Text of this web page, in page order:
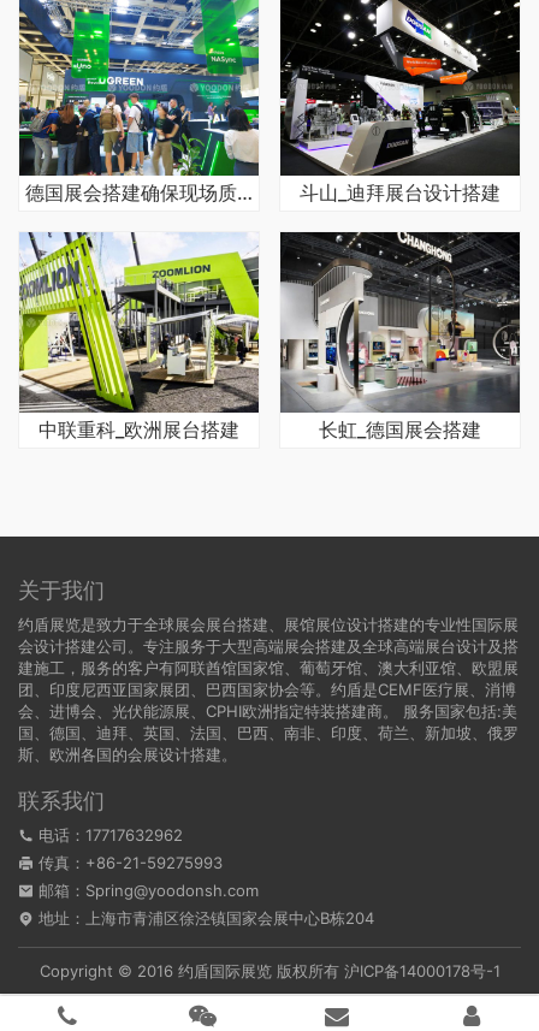
德国展会搭建确保现场质量的关键 斗山_迪拜展台设计搭建
中联重科_欧洲展台搭建 长虹_德国展会搭建
关于我们
约盾展览是致力于全球展会展台搭建、展馆展位设计搭建的专业性国际展
会设计搭建公司。专注服务于大型高端展会搭建及全球高端展台设计及搭
建施工，服务的客户有阿联酋馆国家馆、葡萄牙馆、澳大利亚馆、欧盟展
团、印度尼西亚国家展团、巴西国家协会等。约盾是CEMF医疗展、消博
会、进博会、光伏能源展、CPHI欧洲指定特装搭建商。 服务国家包括:美
国
德国 、迪拜、英国、法国、巴西、南非、印度、荷兰、新加坡、俄罗
斯、欧洲各国的会展设计搭建。
联系我们
电话：17717632962
传真：+86-21-59275993
邮箱：Spring@yoodonsh.com
地址：上海市青浦区徐泾镇国家会展中心B栋204
Copyright © 2016 约盾国际展览 版权所有 沪ICP备14000178号-1